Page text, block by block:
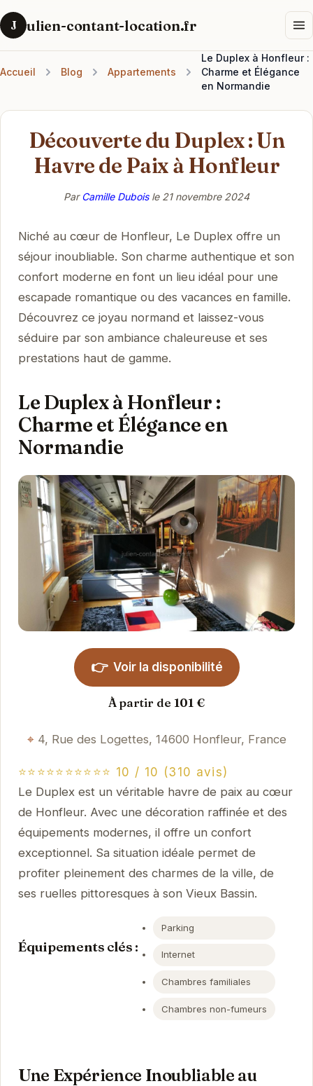
J ulien-contant-location.fr
Accueil Blog Appartements
Le Duplex à Honfleur :
Charme et Élégance
en Normandie
Découverte du Duplex : Un
Havre de Paix à Honfleur
ParCamille Duboisle 21 novembre 2024
Niché au cœur de Honfleur, Le Duplex offre un
séjour inoubliable. Son charme authentique et son
confort moderne en font un lieu idéal pour une
escapade romantique ou des vacances en famille.
Découvrez ce joyau normand et laissez-vous
séduire par son ambiance chaleureuse et ses
prestations haut de gamme.
Le Duplex à Honfleur :
Charme et Élégance en
Normandie
👉 Voir la disponibilité
À partir de 101 €
4, Rue des Logettes, 14600 Honfleur, France
⭐⭐⭐⭐⭐⭐⭐⭐⭐⭐ 10 / 10 (310 avis)
Le Duplex est un véritable havre de paix au cœur
de Honfleur. Avec une décoration raffinée et des
équipements modernes, il offre un confort
exceptionnel. Sa situation idéale permet de
profiter pleinement des charmes de la ville, de
ses ruelles pittoresques à son Vieux Bassin.
Équipements clés :
Parking
Internet
Chambres familiales
Chambres non-fumeurs
Une Expérience Inoubliable au